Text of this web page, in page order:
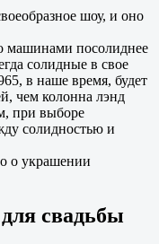
шоу, и оно
машинами посолиднее
солидные в свое
в наше время, будет
чем колонна лэнд
при выборе
солидностью и
о украшении
свадьбы